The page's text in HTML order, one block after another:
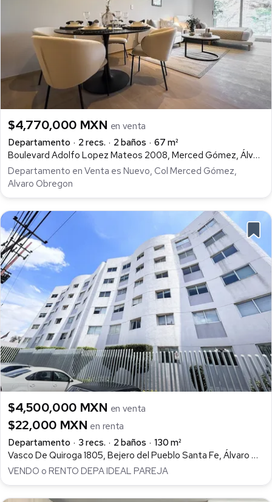
$4,770,000 MXN en venta
Departamento
2 recs. 2 baños
67 m²
Boulevard Adolfo Lopez Mateos 2008, Merced Gómez, Álvaro Obregón
Departamento en Venta es Nuevo, Col Merced Gómez,
Alvaro Obregon
$4,500,000 MXN en venta
$22,000 MXN en renta
Departamento
3 recs. 2 baños
130 m²
Vasco De Quiroga 1805, Bejero del Pueblo Santa Fe, Álvaro Obregón
VENDO o RENTO DEPA IDEAL PAREJA